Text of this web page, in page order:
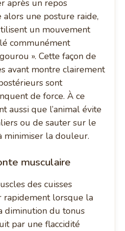
après un repos
une posture raide,
un mouvement
communément
». Cette façon de
avant montre clairement
sont
de force. À ce
aussi que l’animal évite
ou de sauter sur le
minimiser la douleur.
musculaire
des cuisses
rapidement lorsque la
diminution du tonus
par une flaccidité